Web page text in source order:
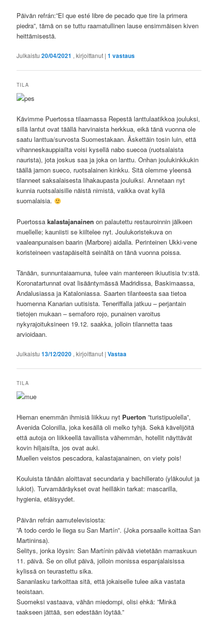
Päivän refrán:”El que esté libre de pecado que tire la primera
piedra”, tämä on se tuttu raamatullinen lause ensimmäisen kiven
heittämisestä.
Julkaistu20/04/2021 , kirjoittanut |1 vastaus
TILA
Kävimme Puertossa tilaamassa Repestä lanttulaatikkoa jouluksi,
sillä lantut ovat täällä harvinaista herkkua, eikä tänä vuonna ole
saatu lanttua/survosta Suomestakaan. Äskettäin tosin luin, että
vihanneskauppiailta voisi kysellä nabo suecoa (ruotsalaista
naurista), jota joskus saa ja joka on lanttu. Onhan joulukinkkukin
täällä jamon sueco, ruotsalainen kinkku. Sitä olemme yleensä
tilanneet saksalaisesta lihakaupasta jouluiksi. Annetaan nyt
kunnia ruotsalaisille näistä nimistä, vaikka ovat kyllä
suomalaisia.
Puertossakalastajanainen on palautettu restauroinnin jälkeen
muellelle; kauniisti se kiiltelee nyt. Joulukoristekuva on
vaaleanpunaisen baarin (Marbore) aidalla. Perinteinen Ukki-vene
koristeineen vastapäiseltä seinältä on tänä vuonna poissa.
Tänään, sunnuntaiaamuna, tulee vain mantereen ikiuutisia tv:stä.
Koronatartunnat ovat lisääntymässä Madridissa, Baskimaassa,
Andalusiassa ja Kataloniassa. Saarten tilanteesta saa tietoa
huomenna Kanarian uutisista. Teneriffalla jatkuu – perjantain
tietojen mukaan – semaforo rojo, punainen varoitus
nykyrajoituksineen 19.12. saakka, jolloin tilannetta taas
arvioidaan.
Julkaistu13/12/2020 , kirjoittanut |Vastaa
TILA
Hieman enemmän ihmisiä liikkuu nyt Puerton ”turistipuolella”,
Avenida Colonilla, joka kesällä oli melko tyhjä. Sekä kävelijöitä
että autoja on liikkeellä tavallista vähemmän, hotellit näyttävät
kovin hiljaisilta, jos ovat auki.
Muellen veistos pescadora, kalastajanainen, on viety pois!
Kouluista tänään aloittavat secundaria y bachillerato (yläkoulut ja
lukiot). Turvamääräykset ovat heilläkin tarkat: mascarilla,
hygienia, etäisyydet.
Päivän refrán aamutelevisiosta:
”A todo cerdo le llega su San Martín”. (Joka porsaalle koittaa San
Martininsa).
Selitys, jonka löysin: San Martínin päivää vietetään marraskuun
11. päivä. Se on ollut päivä, jolloin monissa espanjalaisissa
kylissä on teurastettu sika.
Sananlasku tarkoittaa sitä, että jokaiselle tulee aika vastata
teoistaan.
Suomeksi vastaava, vähän miedompi, olisi ehkä: ”Minkä
taakseen jättää, sen edestään löytää.”